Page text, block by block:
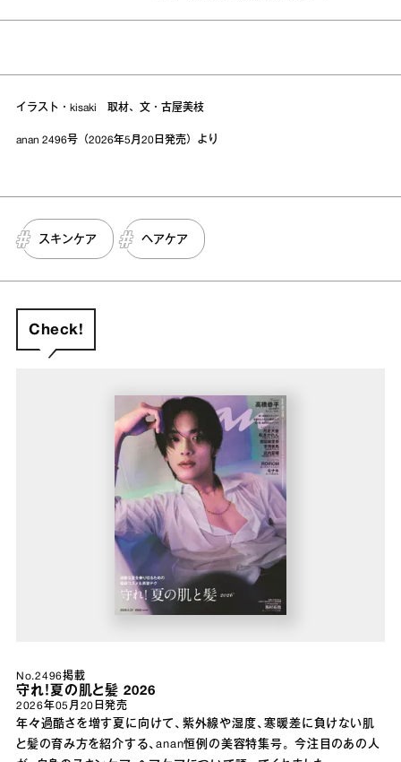
イラスト・kisaki 取材、文・古屋美枝
anan 2496号（2026年5月20日発売）より
スキンケア ヘアケア
Check!
No.2496掲載
守れ！夏の肌と髪 2026
2026年05月20日 発売
年々過酷さを増す夏に向けて、紫外線や湿度、寒暖差に負けない肌
と髪の育み方を紹介する、anan恒例の美容特集号。 今注目のあの人